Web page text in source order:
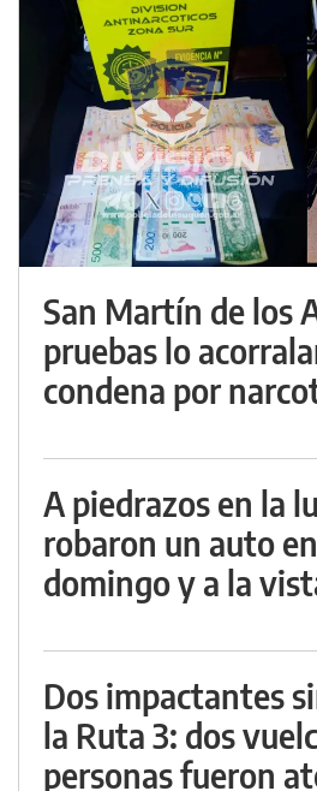
San Martín de los
pruebas lo
condena por
A piedrazos en la
robaron un auto
domingo y a la
Dos impactantes
la Ruta 3: dos
personas fueron